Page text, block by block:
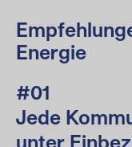
Energie
#01
Jede
unter